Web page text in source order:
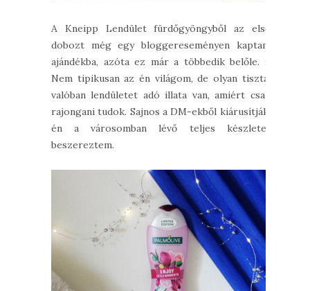
A Kneipp Lendület fürdőgyöngyből az első
dobozt még egy bloggereseményen kaptam
ajándékba, azóta ez már a többedik belőle. :)
Nem tipikusan az én világom, de olyan tiszta,
valóban lendületet adó illata van, amiért csak
rajongani tudok. Sajnos a DM-ekből kiárusítják,
én a városomban lévő teljes készletet
beszereztem.